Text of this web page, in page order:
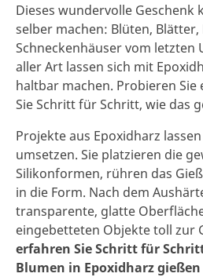
Dieses wundervolle Geschenk
selber machen: Blüten,
Schneckenhäuser vom letzten
aller Art lassen sich mit
haltbar machen. Probieren
Sie Schritt für Schritt, wie das
Projekte aus Epoxidharz
umsetzen. Sie platzieren die
Silikonformen, rühren das
in die Form. Nach dem
transparente, glatte
eingebetteten Objekte toll zur
erfahren Sie Schritt für
Blumen in Epoxidharz